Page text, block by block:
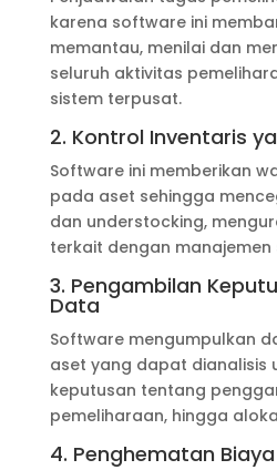
karena software ini
memantau, menilai dan
seluruh aktivitas
sistem terpusat.
2. Kontrol Inventaris
Software ini memberikan
pada aset sehingga
dan understocking,
terkait dengan manajemen
3. Pengambilan
Data
Software mengumpulkan
aset yang dapat dianalisis
keputusan tentang
pemeliharaan, hingga
4. Penghematan Biaya